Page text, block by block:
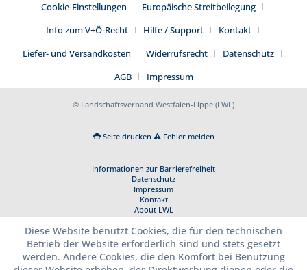
Cookie-Einstellungen
Europäische Streitbeilegung
Info zum V+Ö-Recht
Hilfe / Support
Kontakt
Liefer- und Versandkosten
Widerrufsrecht
Datenschutz
AGB
Impressum
© Landschaftsverband Westfalen-Lippe (LWL)
Seite drucken Fehler melden
Informationen zur Barrierefreiheit
Datenschutz
Impressum
Kontakt
About LWL
Diese Website benutzt Cookies, die für den technischen
Betrieb der Website erforderlich sind und stets gesetzt
werden. Andere Cookies, die den Komfort bei Benutzung